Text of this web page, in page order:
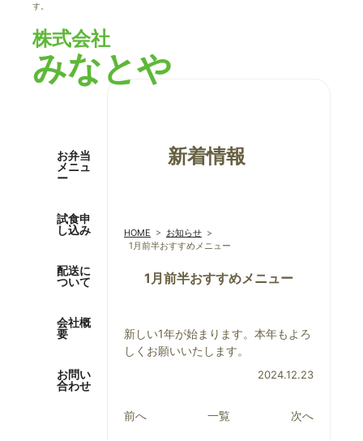
す。
株式会社
みなとや
新着情報
HOME > お知らせ >
1月前半おすすめメニュー
1月前半おすすめメニュー
新しい1年が始まります。本年もよろ
しくお願いいたします。
2024.12.23
前へ 一覧 次へ
お弁当
メニュ
ー
試食申
し込み
配送に
ついて
会社概
要
お問い
合わせ